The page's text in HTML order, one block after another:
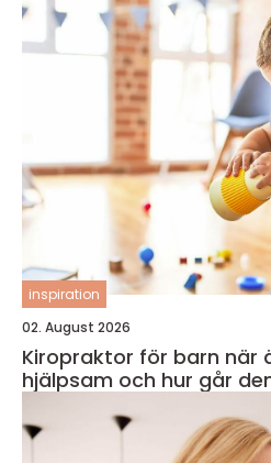
inspiration
02. August 2026
Kiropraktor för barn när är behandling
hjälpsam och hur går